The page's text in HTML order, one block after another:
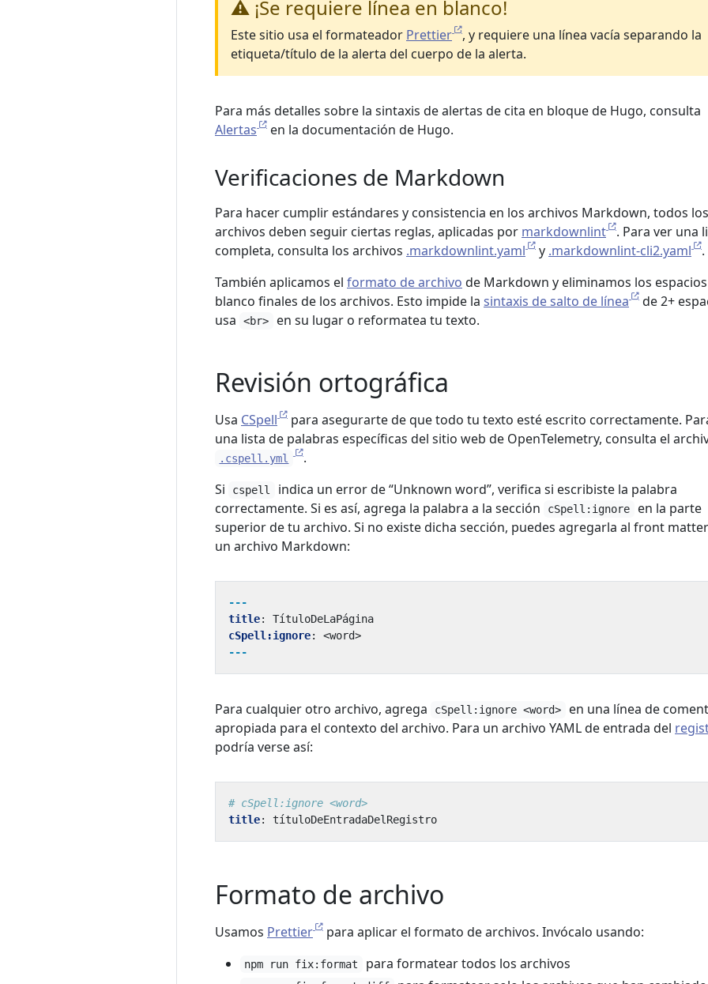
⚠️ ¡Se requiere línea en blanco!
Este sitio usa el formateador Prettier
, y requiere una línea vacía separando la
etiqueta/título de la alerta del cuerpo de la alerta.
Para más detalles sobre la sintaxis de alertas de cita en bloque de Hugo, consulta
Alertas
en la documentación de Hugo.
Verificaciones de Markdown
Para hacer cumplir estándares y consistencia en los archivos Markdown, todos los
archivos deben seguir ciertas reglas, aplicadas por markdownlint
. Para ver una
completa, consulta los archivos .markdownlint.yaml y .markdownlint-cli2.yaml
.
También aplicamos el formato de archivo de Markdown y eliminamos los
blanco finales de los archivos. Esto impide la sintaxis de salto de línea
de 2+
usa
<br> en su lugar o reformatea tu texto.
Revisión ortográfica
Usa CSpell
para asegurarte de que todo tu texto esté escrito correctamente.
una lista de palabras específicas del sitio web de OpenTelemetry, consulta el
.cspell.yml
.
Si
cspell
indica un error de “Unknown word”, verifica si escribiste la palabra
correctamente. Si es así, agrega la palabra a la sección
cSpell:ignore
en la parte
superior de tu archivo. Si no existe dicha sección, puedes agregarla al front
un archivo Markdown:
---
title:
TítuloDeLaPágina
cSpell:ignore:
<word>
---
Para cualquier otro archivo, agrega cSpell:ignore <word>
en una línea de
apropiada para el contexto del archivo. Para un archivo YAML de entrada del
podría verse así:
# cSpell:ignore <word>
title: títuloDeEntradaDelRegistro
Formato de archivo
Usamos Prettier para aplicar el formato de archivos. Invócalo usando:
npm run fix:format para formatear todos los archivos